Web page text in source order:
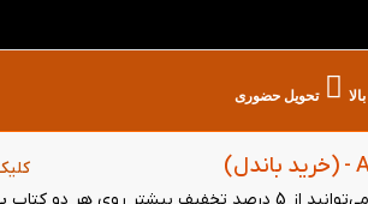
تحویل حضوری